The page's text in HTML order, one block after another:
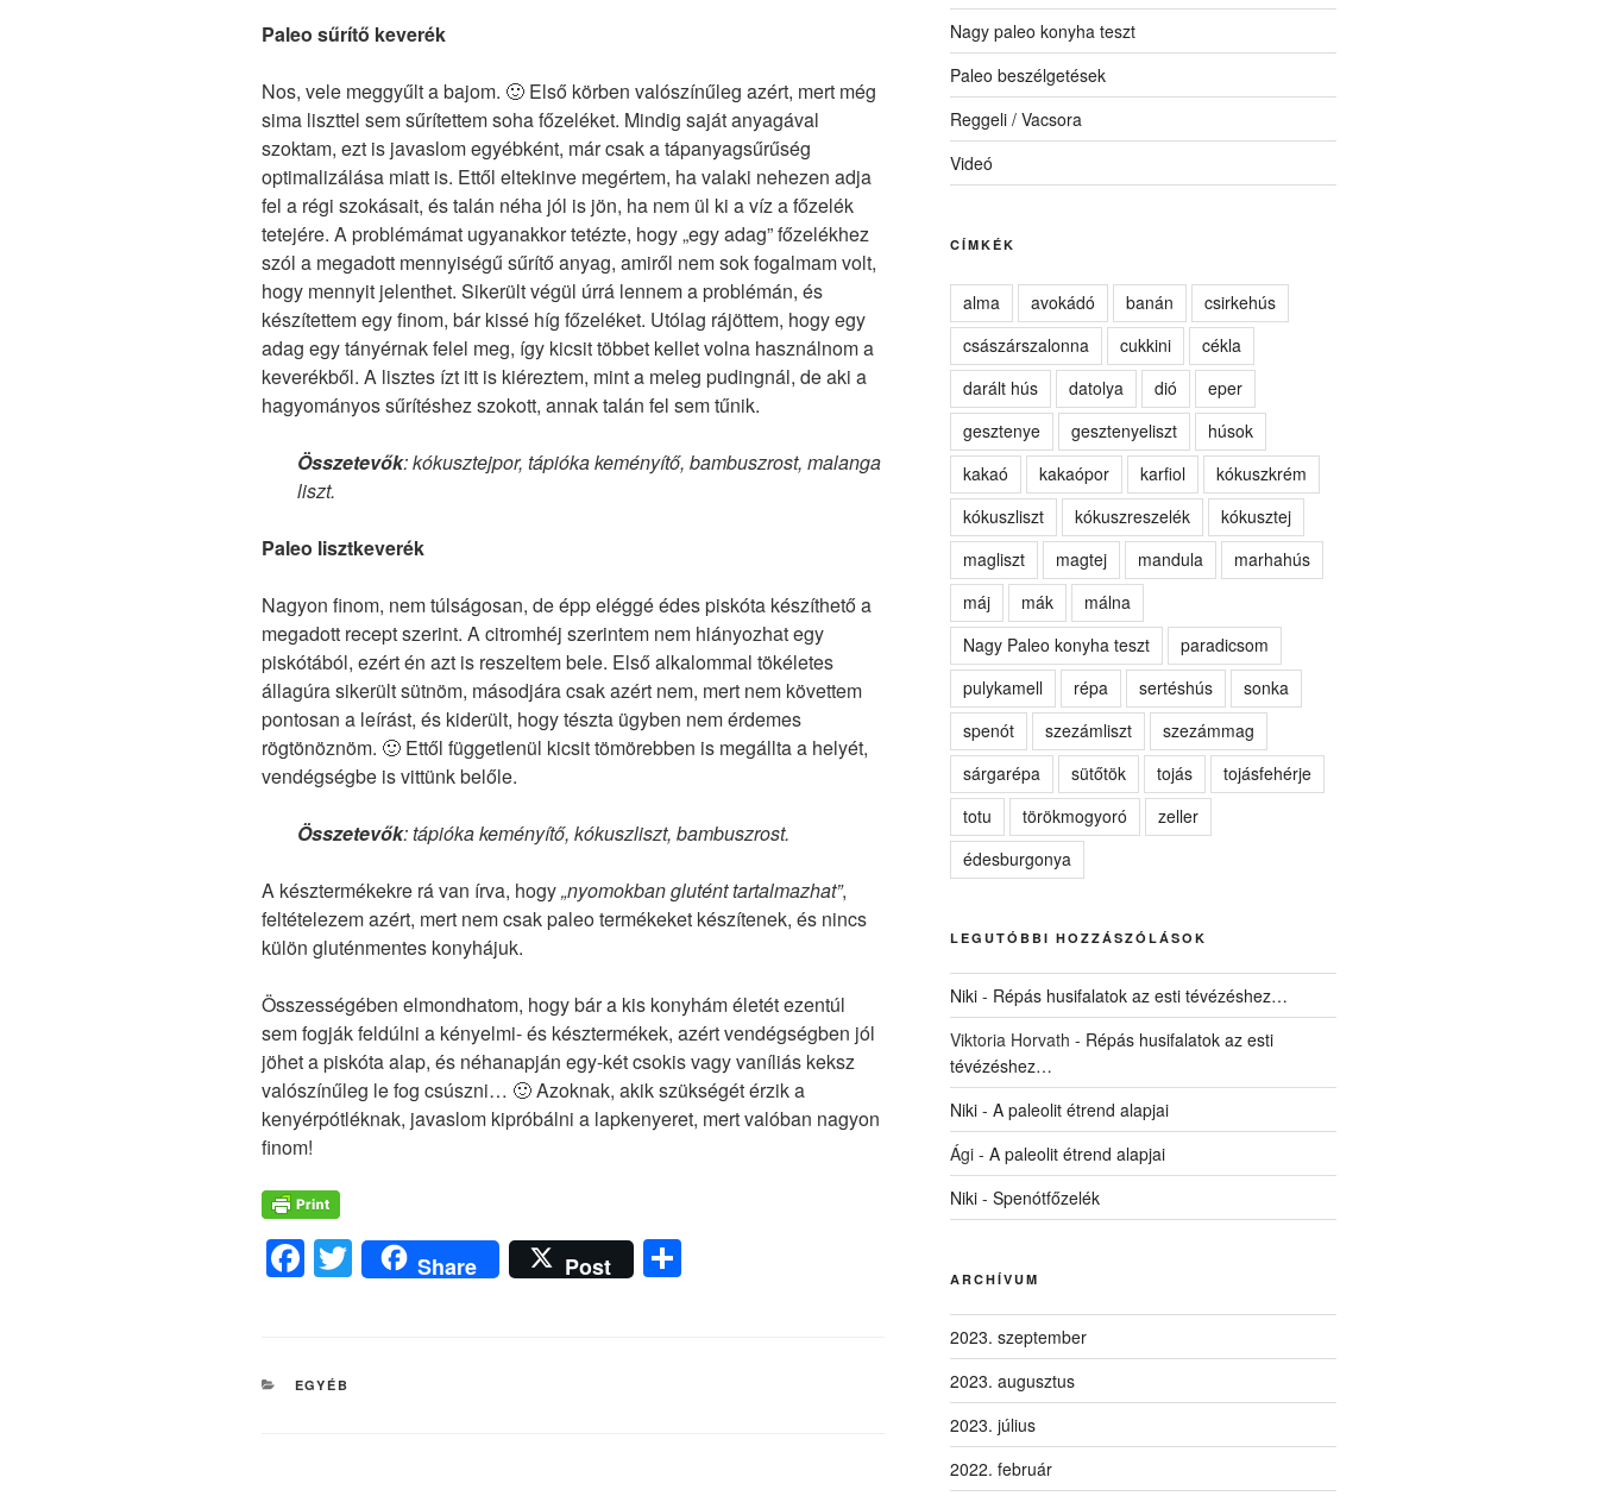
Paleo sűrítő keverék
Nos, vele meggyűlt a bajom. 🙂 Első körben valószínűleg azért, mert még
sima liszttel sem sűrítettem soha főzeléket. Mindig saját anyagával
szoktam, ezt is javaslom egyébként, már csak a tápanyagsűrűség
optimalizálása miatt is. Ettől eltekinve megértem, ha valaki nehezen adja
fel a régi szokásait, és talán néha jól is jön, ha nem ül ki a víz a főzelék
tetejére. A problémámat ugyanakkor tetézte, hogy „egy adag” főzelékhez
szól a megadott mennyiségű sűrítő anyag, amiről nem sok fogalmam volt,
hogy mennyit jelenthet. Sikerült végül úrrá lennem a problémán, és
készítettem egy finom, bár kissé híg főzeléket. Utólag rájöttem, hogy egy
adag egy tányérnak felel meg, így kicsit többet kellet volna használnom a
keverékből. A lisztes ízt itt is kiéreztem, mint a meleg pudingnál, de aki a
hagyományos sűrítéshez szokott, annak talán fel sem tűnik.
Összetevők: kókusztejpor, tápióka keményítő, bambuszrost, malanga
liszt.
Paleo lisztkeverék
Nagyon finom, nem túlságosan, de épp eléggé édes piskóta készíthető a
megadott recept szerint. A citromhéj szerintem nem hiányozhat egy
piskótából, ezért én azt is reszeltem bele. Első alkalommal tökéletes
állagúra sikerült sütnöm, másodjára csak azért nem, mert nem követtem
pontosan a leírást, és kiderült, hogy tészta ügyben nem érdemes
rögtönöznöm. 🙂 Ettől függetlenül kicsit tömörebben is megállta a helyét,
vendégségbe is vittünk belőle.
Összetevők: tápióka keményítő, kókuszliszt, bambuszrost.
A késztermékekre rá van írva, hogy„nyomokban glutént tartalmazhat”,
feltételezem azért, mert nem csak paleo termékeket készítenek, és nincs
külön gluténmentes konyhájuk.
Összességében elmondhatom, hogy bár a kis konyhám életét ezentúl
sem fogják feldúlni a kényelmi- és késztermékek, azért vendégségben jól
jöhet a piskóta alap, és néhanapján egy-két csokis vagy vaníliás keksz
valószínűleg le fog csúszni… 🙂 Azoknak, akik szükségét érzik a
kenyérpótléknak, javaslom kipróbálni a lapkenyeret, mert valóban nagyon
finom!
F
e
T
wi
Share Post
KATEGÓRIÁK
EGYÉB
Nagy paleo konyha teszt
Paleo beszélgetések
Reggeli / Vacsora
Videó
CÍMKÉK
alma avokádó banán
csirkehús
császárszalonna
cukkini
cékla
darált hús
datolya dió
eper
gesztenye
gesztenyeliszt
húsok
kakaó
kakaópor karfiol
kókuszkrém
kókuszliszt
kókuszreszelék
kókusztej
magliszt
magtej mandula
marhahús
máj
mák
málna
Nagy Paleo konyha teszt
paradicsom
pulykamell
répa sertéshús
sonka
spenót
szezámliszt
szezámmag
sárgarépa
sütőtök tojás
tojásfehérje
totu
törökmogyoró
zeller
édesburgonya
LEGUTÓBBI HOZZÁSZÓLÁSOK
Niki- Répás husifalatok az esti tévézéshez…
Viktoria Horvath - Répás husifalatok az esti
tévézéshez…
Niki- A paleolit étrend alapjai
Ági- A paleolit étrend alapjai
Niki- Spenótfőzelék
ARCHÍVUM
2023. szeptember
2023. augusztus
2023. július
2022. február